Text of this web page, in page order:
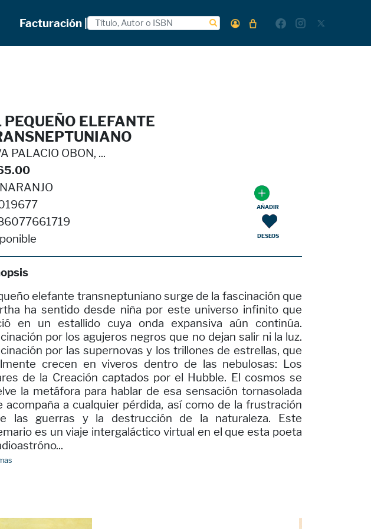
Facturación |
PEQUEÑO ELEFANTE
PALACIO OBON, ...
AÑADIR
DESEOS
elefante transneptuniano surge de la fascinación que
ha sentido desde niña por este universo infinito que
en un estallido cuya onda expansiva aún continúa.
por los agujeros negros que no dejan salir ni la luz.
por las supernovas y los trillones de estrellas, que
crecen en viveros dentro de las nebulosas: Los
de la Creación captados por el Hubble. El cosmos se
la metáfora para hablar de esa sensación tornasolada
acompaña a cualquier pérdida, así como de la frustración
las guerras y la destrucción de la naturaleza. Este
es un viaje intergaláctico virtual en el que esta poeta
mas